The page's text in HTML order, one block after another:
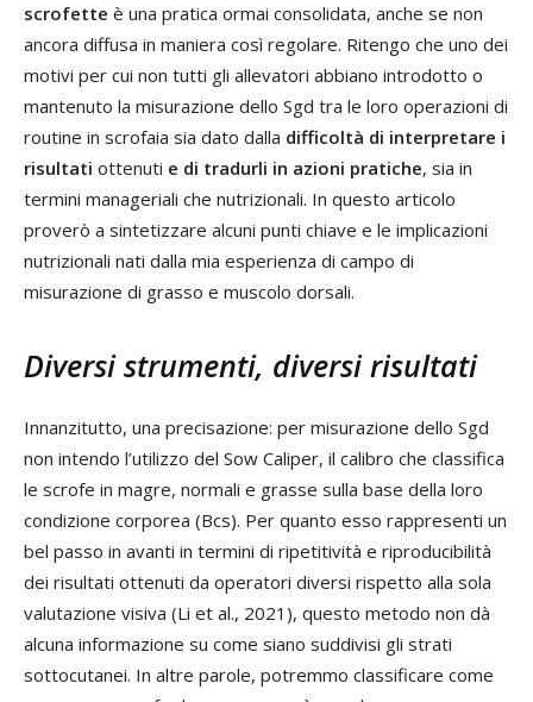
scrofette è una pratica ormai consolidata, anche se non
ancora diffusa in maniera così regolare. Ritengo che uno dei
motivi per cui non tutti gli allevatori abbiano introdotto o
mantenuto la misurazione dello Sgd tra le loro operazioni di
routine in scrofaia sia dato dalla difficoltà di interpretare i
risultati ottenuti e di tradurli in azioni pratiche, sia in
termini manageriali che nutrizionali. In questo articolo
proverò a sintetizzare alcuni punti chiave e le implicazioni
nutrizionali nati dalla mia esperienza di campo di
misurazione di grasso e muscolo dorsali.
Diversi strumenti, diversi risultati
Innanzitutto, una precisazione: per misurazione dello Sgd
non intendo l’utilizzo del Sow Caliper, il calibro che classifica
le scrofe in magre, normali e grasse sulla base della loro
condizione corporea (Bcs). Per quanto esso rappresenti un
bel passo in avanti in termini di ripetitività e riproducibilità
dei risultati ottenuti da operatori diversi rispetto alla sola
valutazione visiva (Li et al., 2021), questo metodo non dà
alcuna informazione su come siano suddivisi gli strati
sottocutanei. In altre parole, potremmo classificare come